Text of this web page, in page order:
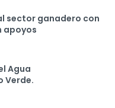
sector ganadero con
apoyos
Agua
Verde.